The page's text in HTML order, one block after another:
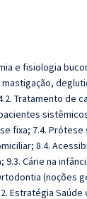
e fisiologia
Tratamento de
fixa; 7.4. Prótese
8.4.
Cárie na
(noções
Estratégia Saúde